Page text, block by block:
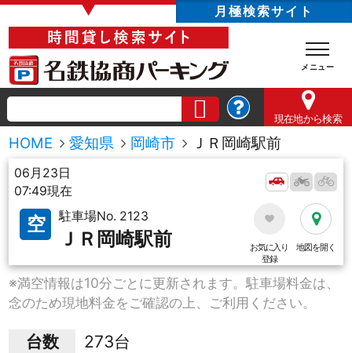
▼ 月極検索サイト
現在地から検索
HOME 愛知県 岡崎市 ＪＲ岡崎駅前
06月23日
07:49現在
空 駐車場No. 2123
ＪＲ岡崎駅前
お気に入り
登録
地図を開く
※満空情報は10分ごとに更新されます。駐車場料金は、
念のため現地料金をご確認の上、ご利用ください。
台数
273台